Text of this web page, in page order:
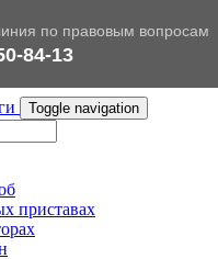
Toggle navigation
приставах